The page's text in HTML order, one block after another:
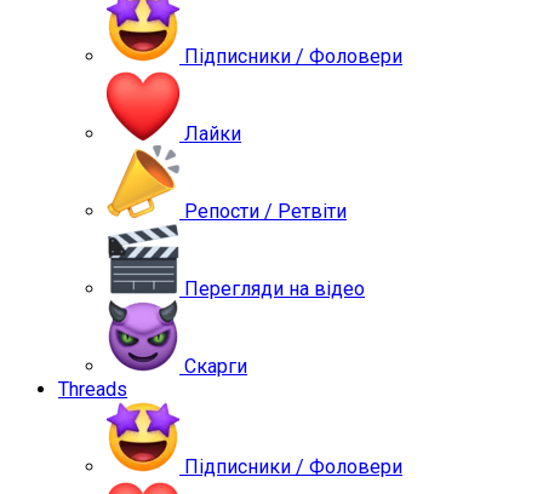
Підписники / Фоловери
Лайки
Репости / Ретвіти
Перегляди на відео
Скарги
Threads
Підписники / Фоловери